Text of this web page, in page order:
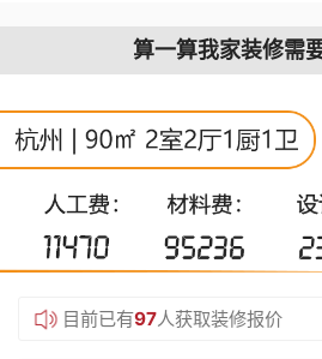
算一算我家装修需
目前已有97人获取装修报价